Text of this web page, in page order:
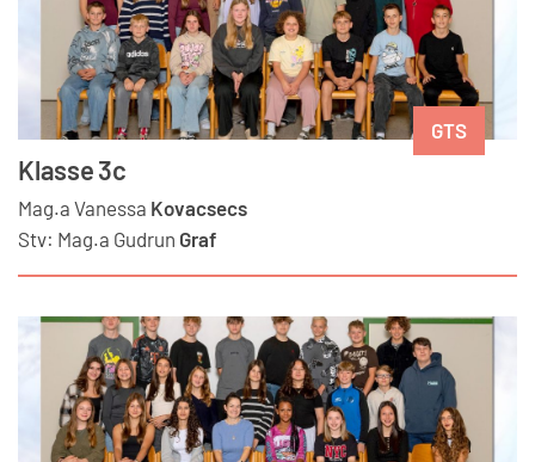
GTS
Klasse 3c
Mag.a Vanessa Kovacsecs
Stv: Mag.a Gudrun Graf